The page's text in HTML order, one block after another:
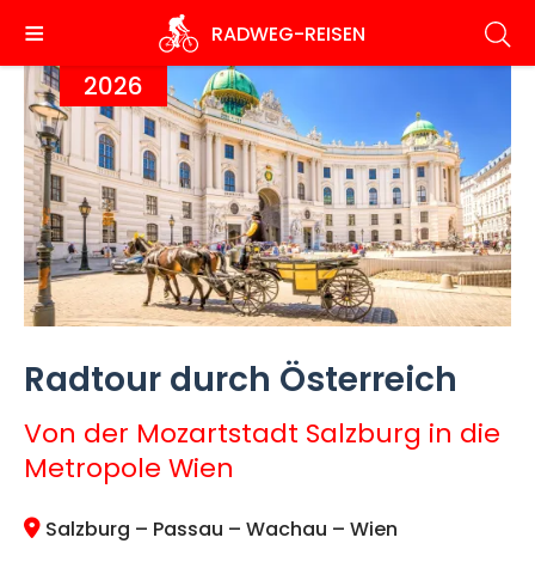
zum
Inhalt
RADWEG-REISEN
2026
Radtour durch Österreich
Von der Mozartstadt Salzburg in die
Metropole Wien
Salzburg – Passau – Wachau – Wien